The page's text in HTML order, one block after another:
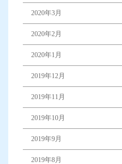
2020年3月
2020年2月
2020年1月
2019年12月
2019年11月
2019年10月
2019年9月
2019年8月